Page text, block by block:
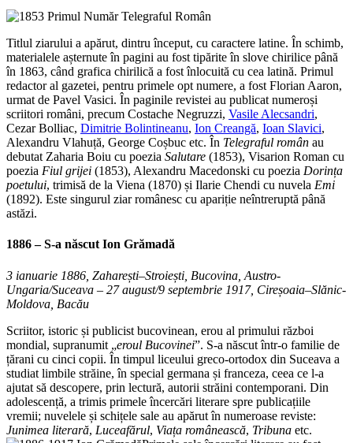
Titlul ziarului a apărut, dintru început, cu caractere latine. În schimb,
materialele așternute în pagini au fost tipărite în slove chirilice până
în 1863, când grafica chirilică a fost înlocuită cu cea latină. Primul
redactor al gazetei, pentru primele opt numere, a fost Florian Aaron,
urmat de Pavel Vasici. În paginile revistei au publicat numeroși
scriitori români, precum Costache Negruzzi, Vasile Alecsandri,
Cezar Bolliac, Dimitrie Bolintineanu, Ion Creangă, Ioan Slavici,
Alexandru Vlahuță, George Coșbuc etc. În Telegraful român au
debutat Zaharia Boiu cu poezia Salutare (1853), Visarion Roman cu
poezia Fiul grijei (1853), Alexandru Macedonski cu poezia Dorința
poetului, trimisă de la Viena (1870) și Ilarie Chendi cu nuvela Emi
(1892). Este singurul ziar românesc cu apariție neîntreruptă până
astăzi.
1886 – S-a născut Ion Grămadă
3 ianuarie 1886, Zaharești–Stroiești, Bucovina, Austro-
Ungaria/Suceava – 27 august/9 septembrie 1917, Cireșoaia–Slănic-
Moldova, Bacău
Scriitor, istoric și publicist bucovinean, erou al primului război
mondial, supranumit „eroul Bucovinei”. S-a născut într-o familie de
țărani cu cinci copii. În timpul liceului greco-ortodox din Suceava a
studiat limbile străine, în special germana și franceza, ceea ce l-a
ajutat să descopere, prin lectură, autorii străini contemporani. Din
adolescență, a trimis primele încercări literare spre publicațiile
vremii; nuvelele și schițele sale au apărut în numeroase reviste:
Junimea literară, Luceafărul, Viața românească, Tribuna etc.